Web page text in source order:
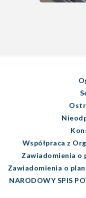
Współpraca z
Zawiadomienia o
Zawiadomienia o
NARODOWY SPIS